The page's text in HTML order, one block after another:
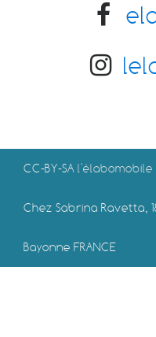
CC-BY-SA l'élabomobile
Chez Sabrina Ravetta,
Bayonne FRANCE